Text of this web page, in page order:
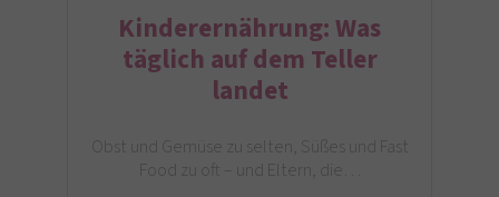
Kinderernährung: Was
täglich auf dem Teller
landet
Obst und Gemüse zu selten, Süßes und Fast
Food zu oft – und Eltern, die…